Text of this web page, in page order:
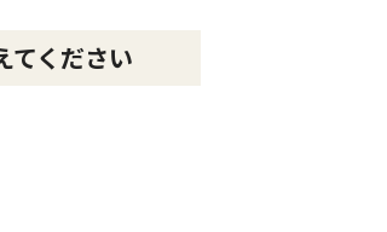
てください